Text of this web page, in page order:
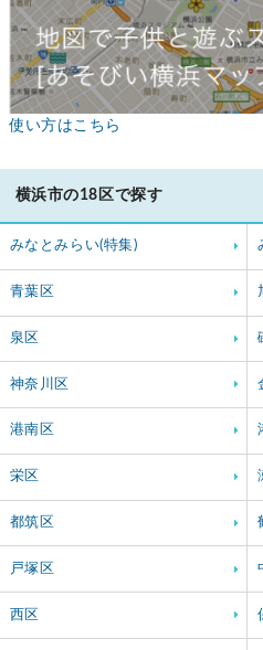
使い方はこちら
横浜市の18区で探す
みなとみらい(特集)
青葉区
泉区
神奈川区
港南区
栄区
都筑区
戸塚区
西区